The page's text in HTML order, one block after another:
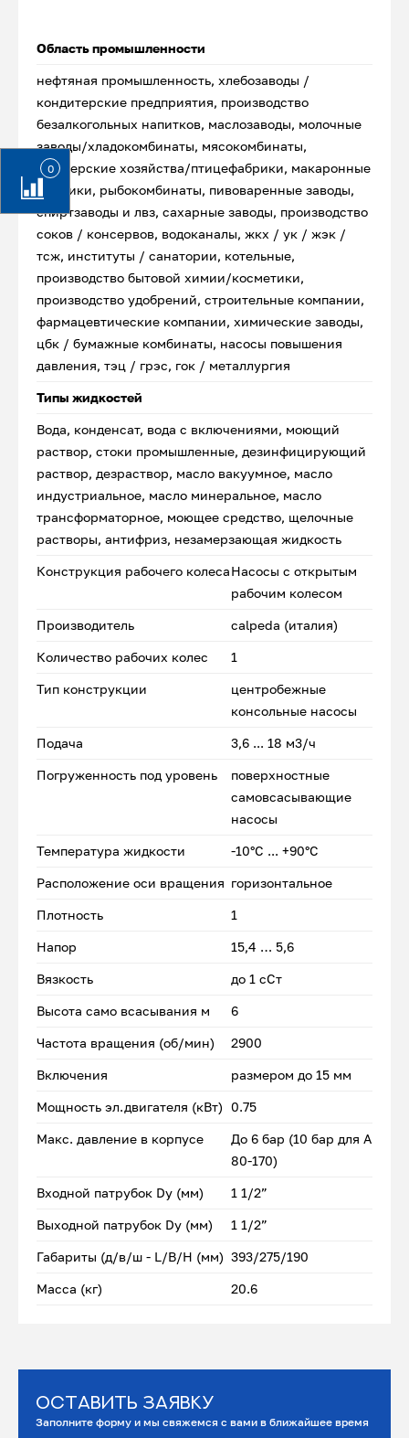
0
Область промышленности
нефтяная промышленность, хлебозаводы /
кондитерские предприятия, производство
безалкогольных напитков, маслозаводы, молочные
заводы/хладокомбинаты, мясокомбинаты,
фермерские хозяйства/птицефабрики, макаронные
фабрики, рыбокомбинаты, пивоваренные заводы,
спиртзаводы и лвз, сахарные заводы, производство
соков / консервов, водоканалы, жкх / ук / жэк /
тсж, институты / санатории, котельные,
производство бытовой химии/косметики,
производство удобрений, строительные компании,
фармацевтические компании, химические заводы,
цбк / бумажные комбинаты, насосы повышения
давления, тэц / грэс, гок / металлургия
Типы жидкостей
Вода, конденсат, вода с включениями, моющий
раствор, стоки промышленные, дезинфицирующий
раствор, дезраствор, масло вакуумное, масло
индустриальное, масло минеральное, масло
трансформаторное, моющее средство, щелочные
растворы, антифриз, незамерзающая жидкость
Конструкция рабочего колесаНасосы с открытым
рабочим колесом
Производитель calpeda (италия)
Количество рабочих колес 1
Тип конструкции
центробежные
консольные насосы
Подача 3,6 ... 18 м3/ч
Погруженность под уровень
поверхностные
самовсасывающие
насосы
Температура жидкости -10°С ... +90°С
Расположение оси вращения горизонтальное
Плотность 1
Напор 15,4 … 5,6
Вязкость до 1 сСт
Высота само всасывания м 6
Частота вращения (об/мин) 2900
Включения размером до 15 мм
Мощность эл.двигателя (кВт) 0.75
Макс. давление в корпусе
До 6 бар (10 бар для А
80-170)
Входной патрубок Dу (мм) 1 1/2”
Выходной патрубок Dу (мм) 1 1/2”
Габариты (д/в/ш - L/B/H (мм) 393/275/190
Масса (кг) 20.6
Оставить заявку
Заполните форму и мы свяжемся с вами в ближайшее время